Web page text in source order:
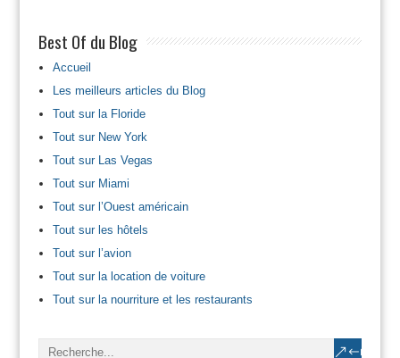
Best Of du Blog
Accueil
Les meilleurs articles du Blog
Tout sur la Floride
Tout sur New York
Tout sur Las Vegas
Tout sur Miami
Tout sur l’Ouest américain
Tout sur les hôtels
Tout sur l’avion
Tout sur la location de voiture
Tout sur la nourriture et les restaurants